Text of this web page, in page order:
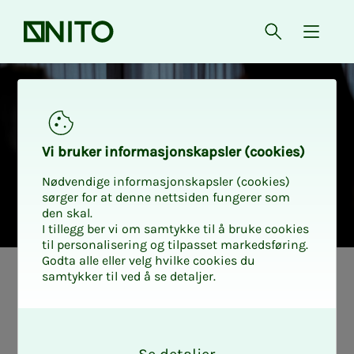
Forsiden Åpne søk
{
Gratis juridisk bistand
Vi bru­­­ker in­­­for­­­ma­­­sjons­­­kaps­­­­­ler (cookies)
Nødvendige informasjonskapsler (cookies)
sørger for at denne nettsiden fungerer som
den skal.
I tillegg ber vi om samtykke til å bruke cookies
til personalisering og tilpasset markedsføring.
Godta alle eller velg hvilke cookies du
samtykker til ved å se detaljer.